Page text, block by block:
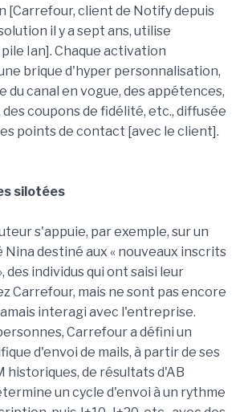
[Carrefour, client de Notify depuis
il y a sept ans, utilise
Ian]. Chaque activation
brique d'hyper personnalisation,
du canal en vogue, des appétences,
coupons de fidélité, etc., diffusée
points de contact [avec le client].
silotées
s'appuie, par exemple, sur un
destiné aux « nouveaux inscrits
des individus qui ont saisi leur
Carrefour, mais ne sont pas encore
interagi avec l'entreprise.
Carrefour a défini un
d'envoi de mails, à partir de ses
historiques, de résultats d'AB
un cycle d'envoi à un rythme